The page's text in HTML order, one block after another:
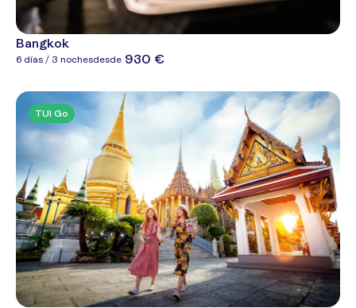
Bangkok
6 días / 3 nochesdesde 930 €
TUI Go